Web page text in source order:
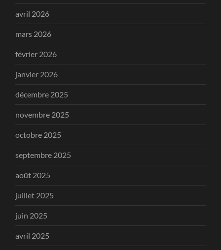
avril 2026
mars 2026
février 2026
janvier 2026
décembre 2025
novembre 2025
octobre 2025
septembre 2025
août 2025
juillet 2025
juin 2025
avril 2025